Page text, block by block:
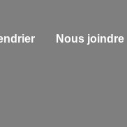
Nous joindre